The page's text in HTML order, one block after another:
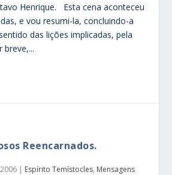
Henrique. Esta cena aconteceu
e vou resumi-la, concluindo-a
das lições implicadas, pela
breve,...
Reencarnados.
| Espírito Temístocles, Mensagens